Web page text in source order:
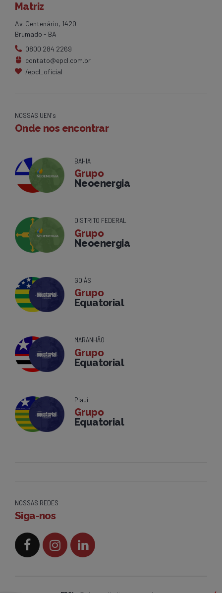
Matriz
Av. Centenário, 1420
Brumado - BA
0800 284 2269
contato@epcl.com.br
/epcl_oficial
NOSSAS UEN's
Onde nos encontrar
BAHIA
Grupo
Neoenergia
DISTRITO FEDERAL
Grupo
Neoenergia
GOIÁS
Grupo
Equatorial
MARANHÃO
Grupo
Equatorial
Piauí
Grupo
Equatorial
NOSSAS REDES
Siga-nos